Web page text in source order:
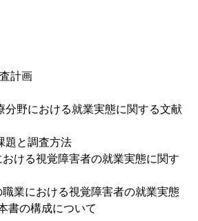
計画
分野における就業実態に関する文献
題と調査方法
おける視覚障害者の就業実態に関す
職業における視覚障害者の就業実態
書の構成について